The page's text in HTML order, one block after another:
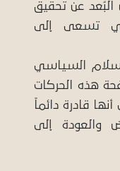
البُعد عن تحقيق
تسعى إلى
السياسي
هذه الحركات
قادرة دائماً
والعودة إلى